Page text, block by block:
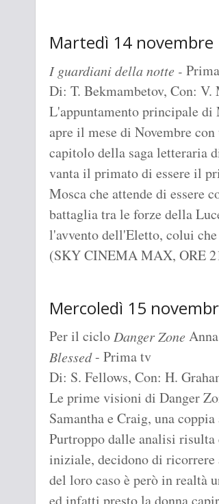
Martedì 14 novembre
I guardiani della notte -
Di: T. Bekmambetov, Con: V.
L'appuntamento principale
apre il mese di Novembre
capitolo della saga letteraria
vanta il primato di essere il
Mosca che attende di essere
battaglia tra le forze della
l'avvento dell'Eletto, colui
(SKY CINEMA MAX, ORE
Mercoledì 15
Per il cicloDanger Zone
Blessed- Prima tv
Di: S. Fellows, Con: H.
Le prime visioni di Danger
Samantha e Craig, una
Purtroppo dalle analisi
iniziale, decidono di
del loro caso è però in realtà